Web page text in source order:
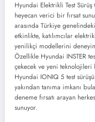
Hyundai Elektrikli Test
heyecan verici bir fırsat
arasında Türkiye
etkinlikte, katılımcılar
yenilikçi modellerini
Özellikle Hyundai INSTER
çekecek ve yeni teknolojileri
Hyundai IONIQ 5 test
yakından tanıma imkanı
deneme fırsatı arayan
sunuyor.